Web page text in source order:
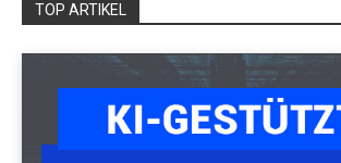
TOP ARTIKEL